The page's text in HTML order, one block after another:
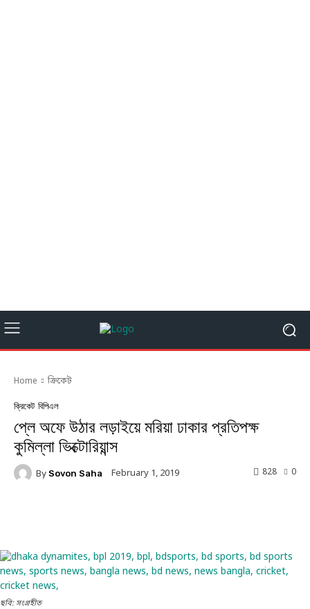
Home ক্রিকেট
ক্রিকেট বিপিএল
প্লে অফে উঠার লড়াইয়ে মরিয়া ঢাকার প্রতিপক্ষ
কুমিল্লা ভিক্টোরিয়ান্স
By Sovon Saha February 1, 2019 0
828
ছবি: সংগ্রহীত